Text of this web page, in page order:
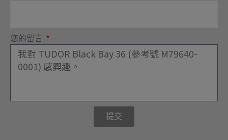
您的留言
提交